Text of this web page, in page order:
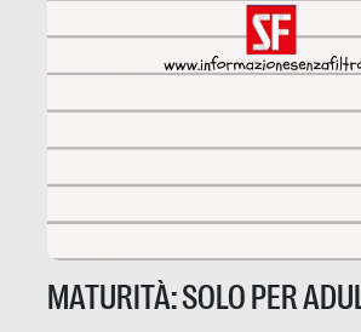
MATURITÀ: SOLO PER